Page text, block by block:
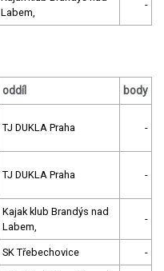
Labem,
-
oddíl body
TJ DUKLA Praha -
TJ DUKLA Praha -
Kajak klub Brandýs nad
Labem,
-
SK Třebechovice -